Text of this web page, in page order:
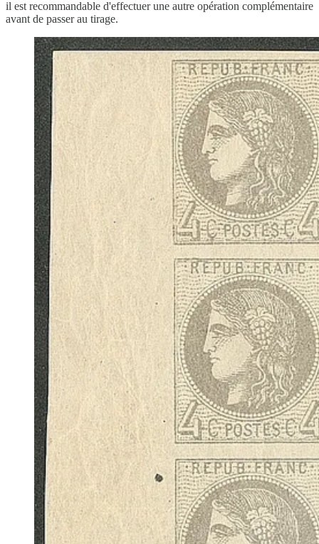
il est recommandable d'effectuer une autre opération complémentaire
avant de passer au tirage.